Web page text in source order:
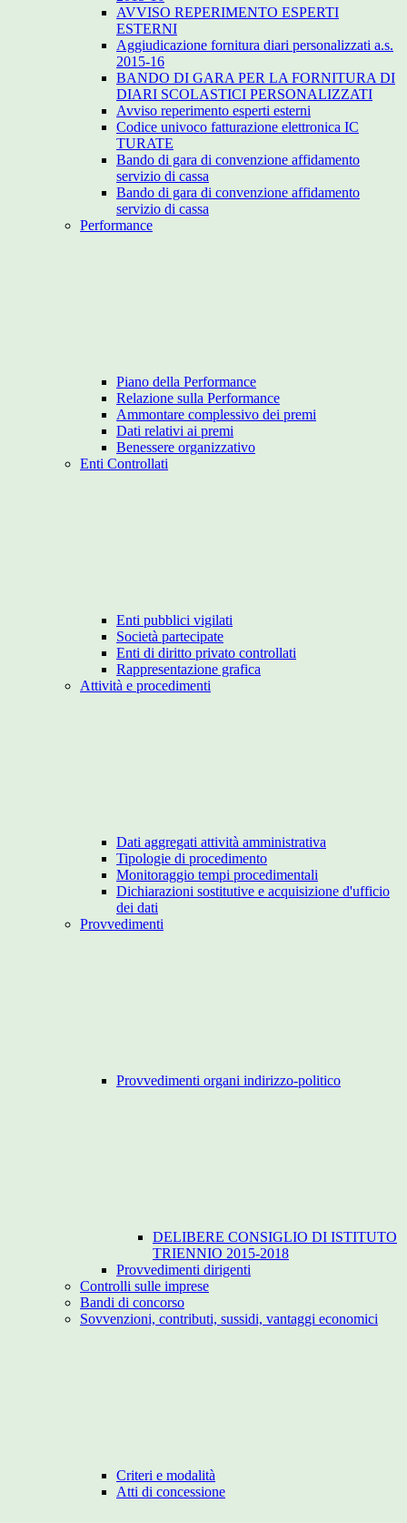
AVVISO REPERIMENTO ESPERTI
ESTERNI
Aggiudicazione fornitura diari personalizzati a.s.
2015-16
BANDO DI GARA PER LA FORNITURA DI
DIARI SCOLASTICI PERSONALIZZATI
Avviso reperimento esperti esterni
Codice univoco fatturazione elettronica IC
TURATE
Bando di gara di convenzione affidamento
servizio di cassa
Bando di gara di convenzione affidamento
servizio di cassa
Performance
Piano della Performance
Relazione sulla Performance
Ammontare complessivo dei premi
Dati relativi ai premi
Benessere organizzativo
Enti Controllati
Enti pubblici vigilati
Società partecipate
Enti di diritto privato controllati
Rappresentazione grafica
Attività e procedimenti
Dati aggregati attività amministrativa
Tipologie di procedimento
Monitoraggio tempi procedimentali
Dichiarazioni sostitutive e acquisizione d'ufficio
dei dati
Provvedimenti
Provvedimenti organi indirizzo-politico
DELIBERE CONSIGLIO DI ISTITUTO
TRIENNIO 2015-2018
Provvedimenti dirigenti
Controlli sulle imprese
Bandi di concorso
Sovvenzioni, contributi, sussidi, vantaggi economici
Criteri e modalità
Atti di concessione